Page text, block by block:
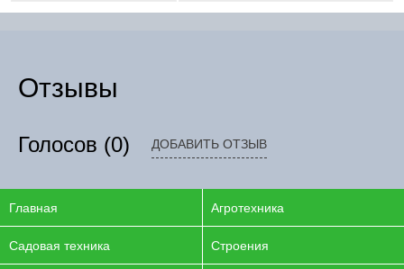
Отзывы
Голосов (0) ДОБАВИТЬ ОТЗЫВ
Главная Агротехника
Садовая техника Строения